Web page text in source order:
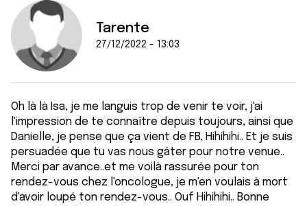
Tarente
27/12/2022 - 13:03
Oh là là Isa, je me languis trop de venir te voir, j'ai
l'impression de te connaître depuis toujours, ainsi que
Danielle, je pense que ça vient de FB, Hihihihi.. Et je suis
persuadée que tu vas nous gâter pour notre venue..
Merci par avance..et me voilà rassurée pour ton
rendez-vous chez l'oncologue, je m'en voulais à mort
d'avoir loupé ton rendez-vous.. Ouf Hihihihi.. Bonne